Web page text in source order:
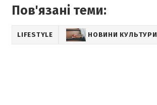
Пов'язані теми:
LIFESTYLE НОВИНИ КУЛЬТУРИ